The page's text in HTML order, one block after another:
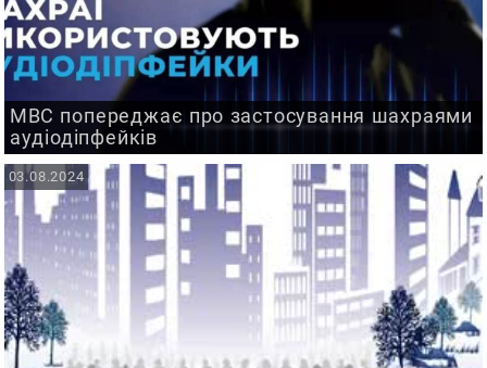
МВС попереджає про застосування шахраями
аудіодіпфейків
03.08.2024